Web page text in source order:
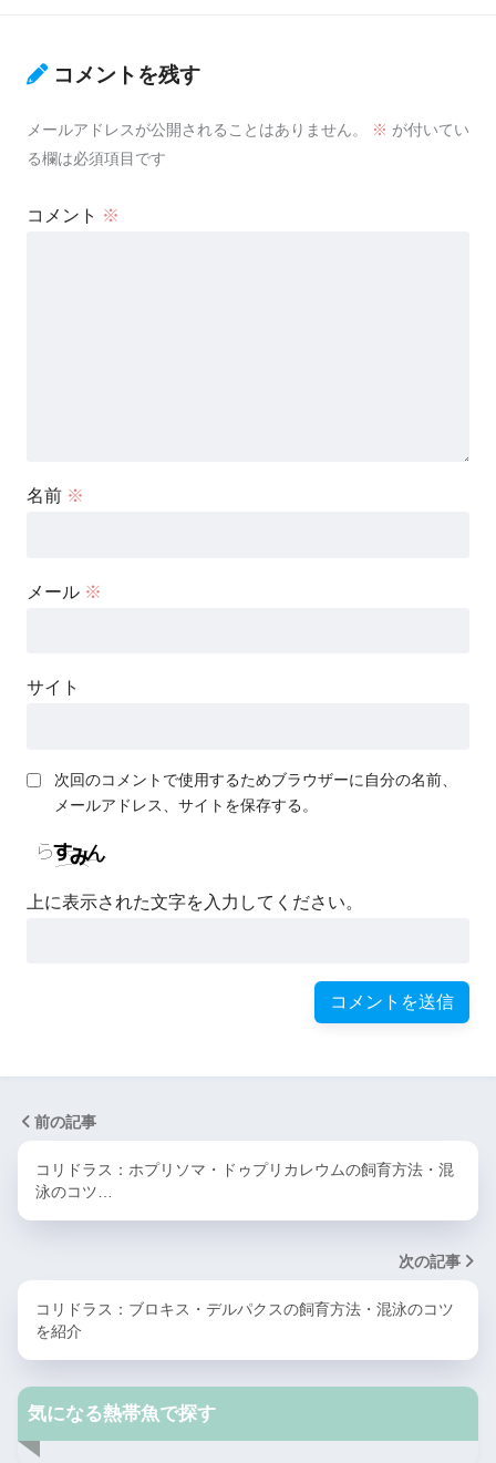
コメントを残す
メールアドレスが公開されることはありません。 ※ が付いてい
る欄は必須項目です
コメント ※
名前 ※
メール ※
サイト
次回のコメントで使用するためブラウザーに自分の名前、
メールアドレス、サイトを保存する。
上に表示された文字を入力してください。
前の記事
コリドラス：ホプリソマ・ドゥプリカレウムの飼育方法・混
泳のコツ…
次の記事
コリドラス：ブロキス・デルパクスの飼育方法・混泳のコツ
を紹介
気になる熱帯魚で探す